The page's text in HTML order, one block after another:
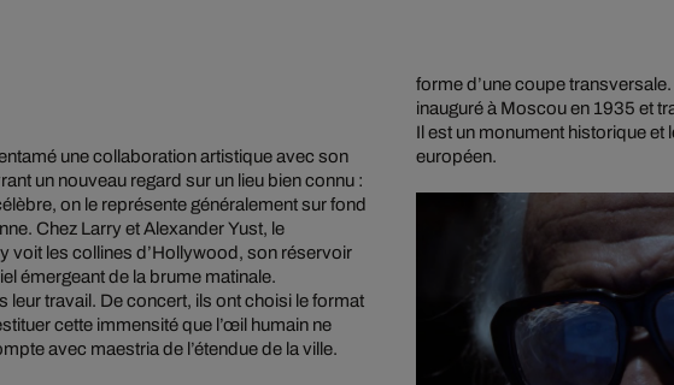
une collaboration artistique avec son
un nouveau regard sur un lieu bien connu :
on le représente généralement sur fond
Chez Larry et Alexander Yust, le
voit les collines d’Hollywood, son réservoir
émergeant de la brume matinale.
travail. De concert, ils ont choisi le format
cette immensité que l’œil humain ne
avec maestria de l’étendue de la ville.
forme d’une coupe
inauguré à Moscou en 1935 et
Il est un monument historique
européen.